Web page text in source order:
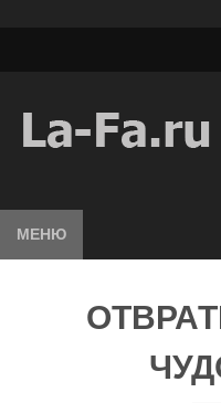
МЕНЮ